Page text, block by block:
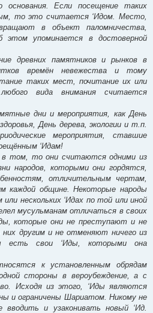
основания. Если посещение таких
то это считается ‘Идом. Место,
в объект паломничества,
этом упоминается в достоверной
древних памятников и рынков в
времён невежества и тому
таких мест, почитание их или
вида внимания считается
дни и мероприятия, как День
День дерева, экологии и т.п.
мероприятия, ставшие
‘Идам!
в том, то они считаются одними из
народов, которыми они гордятся,
отличительным чертам,
каждой общине. Некоторые народы
нескольких ‘Идах по той или иной
мусульманам отличаться в своих
которые они не преступают и не
другим и не отменяют ничего из
свои ‘Иды, которыми она
к установленным обрядам
стороны в вероубеждение, а с
Исходя из этого, ‘Иды являются
и ограничены Шариатом. Никому не
вводить и узаконивать новый ‘Ид.